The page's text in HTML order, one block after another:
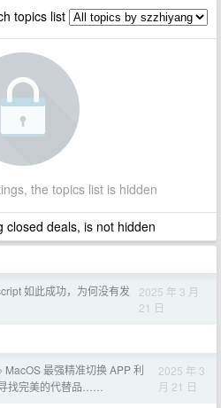
topics list
the topics list is hidden
deals, is not hidden
如此成功，为何没有发
2025 年 3 月
21 日
› MacOS 最强精准切换 APP 利
找完美的代替品……
2025 年 3
月 21 日